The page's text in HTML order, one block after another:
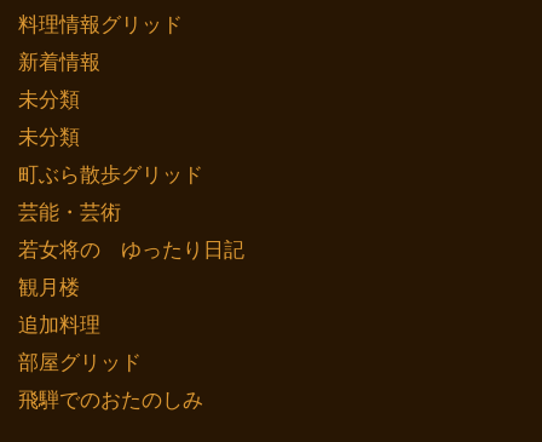
料理情報グリッド
新着情報
未分類
未分類
町ぶら散歩グリッド
芸能・芸術
若女将の ゆったり日記
観月楼
追加料理
部屋グリッド
飛騨でのおたのしみ